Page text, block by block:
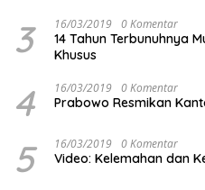
3 16/03/2019 0 Komentar
14 Tahun Terbunuhnya
Khusus
4 16/03/2019 0 Komentar
Prabowo Resmikan
5 16/03/2019 0 Komentar
Video: Kelemahan dan